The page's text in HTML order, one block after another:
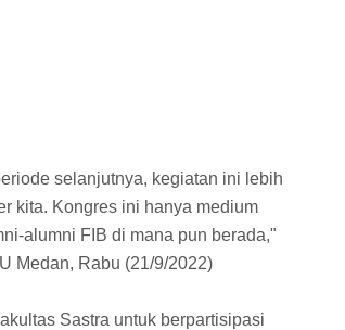
selanjutnya, kegiatan ini lebih
kita. Kongres ini hanya medium
alumni FIB di mana pun berada,"
Medan, Rabu (21/9/2022)
Sastra untuk berpartisipasi